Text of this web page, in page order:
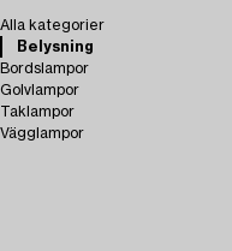
Alla kategorier
Belysning
Bordslampor
Golvlampor
Taklampor
Vägglampor